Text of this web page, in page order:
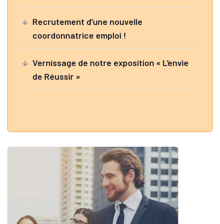
Recrutement d’une nouvelle
coordonnatrice emploi !
Vernissage de notre exposition « L’envie
de Réussir »